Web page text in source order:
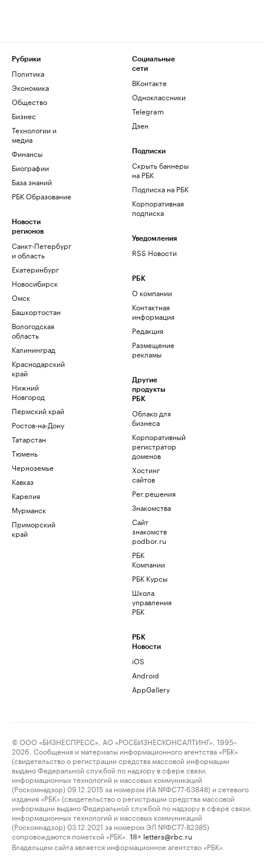
Рубрики
Политика
Экономика
Общество
Бизнес
Технологии и
медиа
Финансы
Биографии
База знаний
РБК Образование
Новости
регионов
Санкт-Петербург
и область
Екатеринбург
Новосибирск
Омск
Башкортостан
Вологодская
область
Калининград
Краснодарский
край
Нижний
Новгород
Пермский край
Ростов-на-Дону
Татарстан
Тюмень
Черноземье
Кавказ
Карелия
Мурманск
Приморский
край
Социальные
сети
ВКонтакте
Одноклассники
Telegram
Дзен
Подписки
Скрыть баннеры
на РБК
Подписка на РБК
Корпоративная
подписка
Уведомления
RSS Новости
РБК
О компании
Контактная
информация
Редакция
Размещение
рекламы
Другие
продукты
РБК
Облако для
бизнеса
Корпоративный
регистратор
доменов
Хостинг
сайтов
Рег.решения
Знакомства
Сайт
знакомств
podbor.ru
РБК
Компании
РБК Курсы
Школа
управления
РБК
РБК
Новости
iOS
Android
AppGallery
© ООО «БИЗНЕСПРЕСС», АО «РОСБИЗНЕСКОНСАЛТИНГ», 1995–
2026. Сообщения и материалы информационного агентства «РБК»
(свидетельство о регистрации средства массовой информации
выдано Федеральной службой по надзору в сфере связи,
информационных технологий и массовых коммуникаций
(Роскомнадзор) 09.12.2015 за номером ИА №ФС77-63848) и сетевого
издания «РБК» (свидетельство о регистрации средства массовой
информации выдано Федеральной службой по надзору в сфере связи,
информационных технологий и массовых коммуникаций
(Роскомнадзор) 03.12.2021 за номером ЭЛ №ФС77-82385)
сопровождаются пометкой «РБК».
18+ letters@rbc.ru
Владельцем сайта является информационное агентство «РБК».